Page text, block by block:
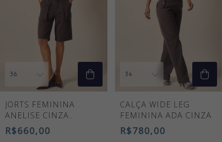
JORTS FEMININA
ANELISE CINZA
CHUMBO
R$660,00
CALÇA WIDE LEG
FEMININA ADA CINZA
R$780,00